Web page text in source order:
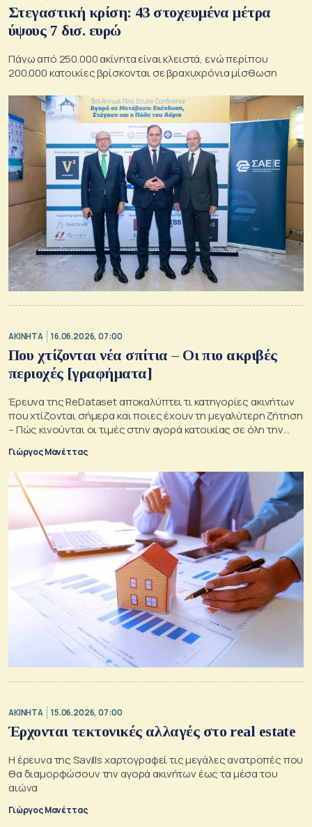
Στεγαστική κρίση: 43 στοχευμένα μέτρα
ύψους 7 δισ. ευρώ
Πάνω από 250.000 ακίνητα είναι κλειστά, ενώ περίπου
200.000 κατοικίες βρίσκονται σε βραχυχρόνια μίσθωση
ΑΚΙΝΗΤΑ 16.06.2026, 07:00
Που χτίζονται νέα σπίτια – Οι πιο ακριβές
περιοχές [γραφήματα]
Έρευνα της ReDataset αποκαλύπτει τι κατηγορίες ακινήτων
που χτίζονται σήμερα και ποιες έχουν τη μεγαλύτερη ζήτηση
– Πώς κινούνται οι τιμές στην αγορά κατοικίας σε όλη την
Γιώργος Μανέττας
ΑΚΙΝΗΤΑ 15.06.2026, 07:00
Έρχονται τεκτονικές αλλαγές στο real estate
Η έρευνα της Savills χαρτογραφεί τις μεγάλες ανατροπές που
θα διαμορφώσουν την αγορά ακινήτων έως τα μέσα του
αιώνα
Γιώργος Μανέττας